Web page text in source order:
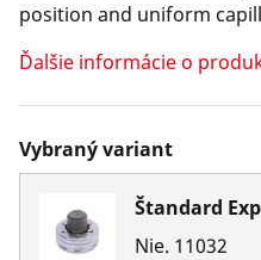
position and uniform
Ďalšie informácie o
Vybraný variant
Štandard
Nie. 11032